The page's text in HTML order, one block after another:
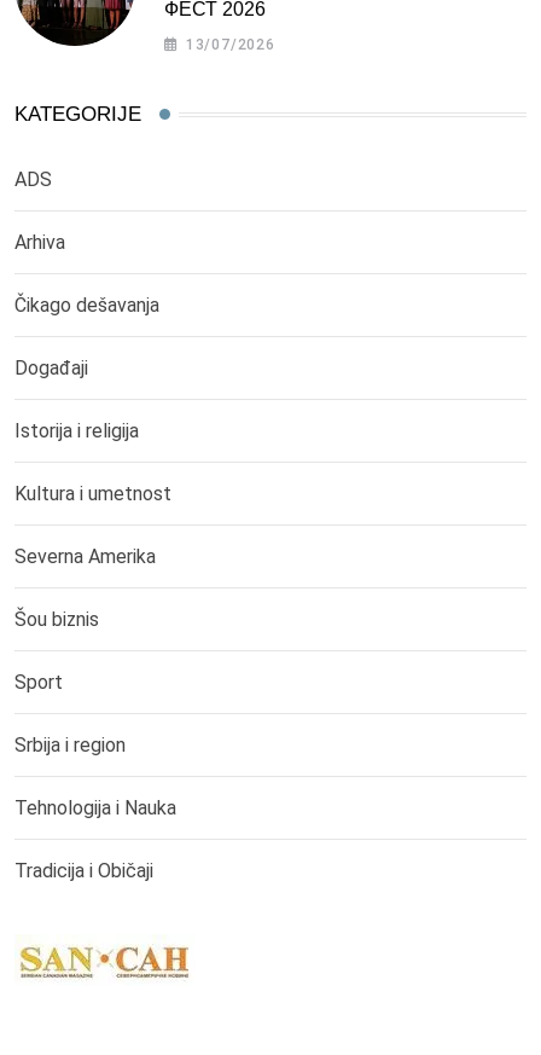
ФЕСТ 2026
13/07/2026
KATEGORIJE
ADS
Arhiva
Čikago dešavanja
Događaji
Istorija i religija
Kultura i umetnost
Severna Amerika
Šou biznis
Sport
Srbija i region
Tehnologija i Nauka
Tradicija i Običaji